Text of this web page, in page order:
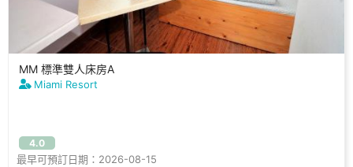
MM 標準雙人床房A
Miami Resort
4.0
最早可預訂日期：2026-08-15